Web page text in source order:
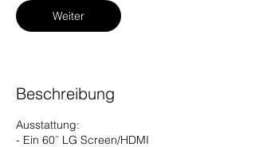
.
Weiter
Beschreibung
Ausstattung:
- Ein 60¨ LG Screen/HDMI